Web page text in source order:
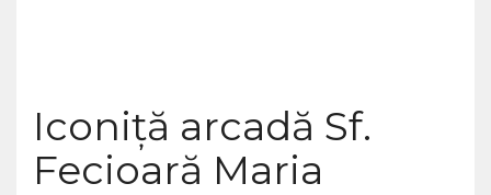
Iconiță arcadă Sf.
Fecioară Maria